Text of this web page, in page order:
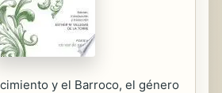
y el Barroco, el género